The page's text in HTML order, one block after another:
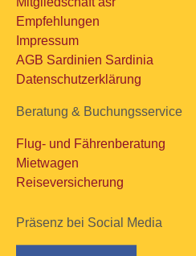
Empfehlungen
Impressum
AGB Sardinien Sardinia
Datenschutzerklärung
Beratung & Buchungsservice
Flug- und Fährenberatung
Mietwagen
Reiseversicherung
Präsenz bei Social Media